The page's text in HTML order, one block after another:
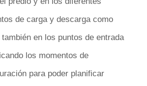
de carga y descarga como
en los puntos de entrada
los momentos de
para poder planificar